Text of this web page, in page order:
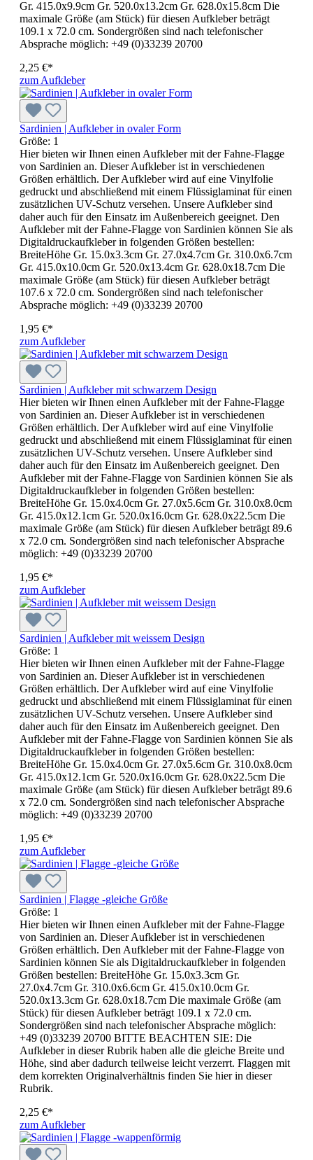
Gr. 415.0x9.9cm Gr. 520.0x13.2cm Gr. 628.0x15.8cm Die
maximale Größe (am Stück) für diesen Aufkleber beträgt
109.1 x 72.0 cm. Sondergrößen sind nach telefonischer
Absprache möglich: +49 (0)33239 20700
2,25 €*
zum Aufkleber
Sardinien | Aufkleber in ovaler Form
Größe: 1
Hier bieten wir Ihnen einen Aufkleber mit der Fahne-Flagge
von Sardinien an. Dieser Aufkleber ist in verschiedenen
Größen erhältlich. Der Aufkleber wird auf eine Vinylfolie
gedruckt und abschließend mit einem Flüssiglaminat für einen
zusätzlichen UV-Schutz versehen. Unsere Aufkleber sind
daher auch für den Einsatz im Außenbereich geeignet. Den
Aufkleber mit der Fahne-Flagge von Sardinien können Sie als
Digitaldruckaufkleber in folgenden Größen bestellen:
BreiteHöhe Gr. 15.0x3.3cm Gr. 27.0x4.7cm Gr. 310.0x6.7cm
Gr. 415.0x10.0cm Gr. 520.0x13.4cm Gr. 628.0x18.7cm Die
maximale Größe (am Stück) für diesen Aufkleber beträgt
107.6 x 72.0 cm. Sondergrößen sind nach telefonischer
Absprache möglich: +49 (0)33239 20700
1,95 €*
zum Aufkleber
Sardinien | Aufkleber mit schwarzem Design
Hier bieten wir Ihnen einen Aufkleber mit der Fahne-Flagge
von Sardinien an. Dieser Aufkleber ist in verschiedenen
Größen erhältlich. Der Aufkleber wird auf eine Vinylfolie
gedruckt und abschließend mit einem Flüssiglaminat für einen
zusätzlichen UV-Schutz versehen. Unsere Aufkleber sind
daher auch für den Einsatz im Außenbereich geeignet. Den
Aufkleber mit der Fahne-Flagge von Sardinien können Sie als
Digitaldruckaufkleber in folgenden Größen bestellen:
BreiteHöhe Gr. 15.0x4.0cm Gr. 27.0x5.6cm Gr. 310.0x8.0cm
Gr. 415.0x12.1cm Gr. 520.0x16.0cm Gr. 628.0x22.5cm Die
maximale Größe (am Stück) für diesen Aufkleber beträgt 89.6
x 72.0 cm. Sondergrößen sind nach telefonischer Absprache
möglich: +49 (0)33239 20700
1,95 €*
zum Aufkleber
Sardinien | Aufkleber mit weissem Design
Größe: 1
Hier bieten wir Ihnen einen Aufkleber mit der Fahne-Flagge
von Sardinien an. Dieser Aufkleber ist in verschiedenen
Größen erhältlich. Der Aufkleber wird auf eine Vinylfolie
gedruckt und abschließend mit einem Flüssiglaminat für einen
zusätzlichen UV-Schutz versehen. Unsere Aufkleber sind
daher auch für den Einsatz im Außenbereich geeignet. Den
Aufkleber mit der Fahne-Flagge von Sardinien können Sie als
Digitaldruckaufkleber in folgenden Größen bestellen:
BreiteHöhe Gr. 15.0x4.0cm Gr. 27.0x5.6cm Gr. 310.0x8.0cm
Gr. 415.0x12.1cm Gr. 520.0x16.0cm Gr. 628.0x22.5cm Die
maximale Größe (am Stück) für diesen Aufkleber beträgt 89.6
x 72.0 cm. Sondergrößen sind nach telefonischer Absprache
möglich: +49 (0)33239 20700
1,95 €*
zum Aufkleber
Sardinien | Flagge -gleiche Größe
Größe: 1
Hier bieten wir Ihnen einen Aufkleber mit der Fahne-Flagge
von Sardinien an. Dieser Aufkleber ist in verschiedenen
Größen erhältlich. Den Aufkleber mit der Fahne-Flagge von
Sardinien können Sie als Digitaldruckaufkleber in folgenden
Größen bestellen: BreiteHöhe Gr. 15.0x3.3cm Gr.
27.0x4.7cm Gr. 310.0x6.6cm Gr. 415.0x10.0cm Gr.
520.0x13.3cm Gr. 628.0x18.7cm Die maximale Größe (am
Stück) für diesen Aufkleber beträgt 109.1 x 72.0 cm.
Sondergrößen sind nach telefonischer Absprache möglich:
+49 (0)33239 20700 BITTE BEACHTEN SIE: Die
Aufkleber in dieser Rubrik haben alle die gleiche Breite und
Höhe, sind aber dadurch teilweise leicht verzerrt. Flaggen mit
dem korrekten Originalverhältnis finden Sie hier in dieser
Rubrik.
2,25 €*
zum Aufkleber